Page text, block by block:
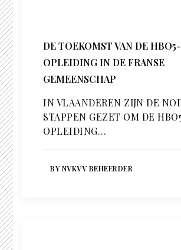
DE TOEKOMST VAN DE HBO5-
OPLEIDING IN DE FRANSE
GEMEENSCHAP
IN VLAANDEREN ZIJN DE
STAPPEN GEZET OM DE
OPLEIDING…
BY NVKVV BEHEERDER